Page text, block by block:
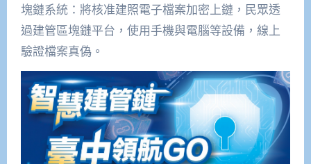
塊鏈系統：將核准建照電子檔案加密上鏈，民眾透
過建管區塊鏈平台，使用手機與電腦等設備，線上
驗證檔案真偽。